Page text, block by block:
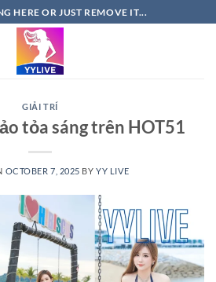
HERE OR JUST REMOVE IT...
GIẢI TRÍ
tỏa sáng trên HOT51
OCTOBER 7, 2025 BYYY LIVE